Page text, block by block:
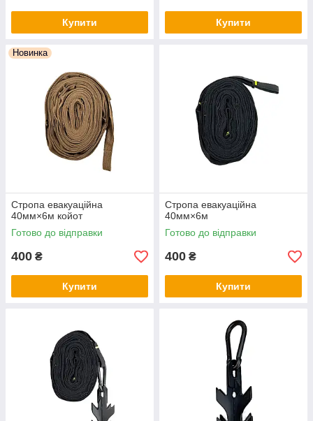
Купити Купити
Новинка
Стропа евакуаційна
40мм×6м койот
Готово до відправки
400 ₴
Купити
Стропа евакуаційна
40мм×6м
Готово до відправки
400 ₴
Купити